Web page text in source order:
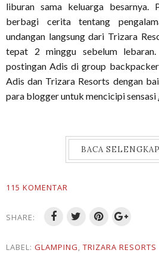
liburan sama keluarga besarnya.
berbagi cerita tentang
undangan langsung dari Trizara
tepat 2 minggu sebelum
postingan Adis di group
Adis dan Trizara Resorts dengan
para blogger untuk mencicipi sensasi
BACA
115 KOMENTAR
SHARE:
LABEL: GLAMPING, TRIZARA RESORTS